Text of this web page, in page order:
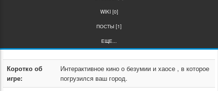
WIKI [0]
ПОСТЫ [1]
ЕЩЕ...
Коротко об
игре:
Интерактивное кино о безумии и хаосе , в которое
погрузился ваш город.